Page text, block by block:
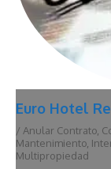
Euro Hotel
/ Anular Contrato,
Mantenimiento,
Multipropiedad